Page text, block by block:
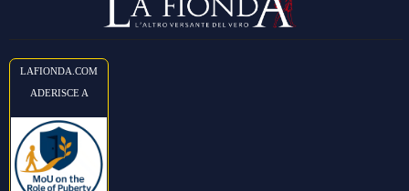
LAFIONDA.COM
ADERISCE A